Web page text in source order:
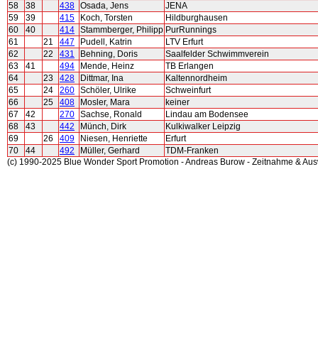
58
38 438 Osada, Jens
JENA
59
39 415 Koch, Torsten
Hildburghausen
60
40 414 Stammberger, Philipp PurRunnings
61
21 447 Pudell, Katrin
LTV Erfurt
62
22 431 Behning, Doris
Saalfelder Schwimmverein
63
41 494 Mende, Heinz
TB Erlangen
64
23 428 Dittmar, Ina
Kaltennordheim
65
24 260 Schöler, Ulrike
Schweinfurt
66
25 408 Mosler, Mara
keiner
67
42 270 Sachse, Ronald
Lindau am Bodensee
68
43 442 Münch, Dirk
Kulkiwalker Leipzig
69
26 409 Niesen, Henriette
Erfurt
70
44 492 Müller, Gerhard
TDM-Franken
(c) 1990-2025 Blue Wonder Sport Promotion - Andreas Burow - Zeitnahme &